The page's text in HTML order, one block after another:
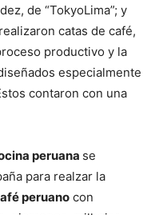
de “TokyoLima”; y
catas de café,
productivo y la
especialmente
contaron con una
peruana se
para realzar la
peruano con